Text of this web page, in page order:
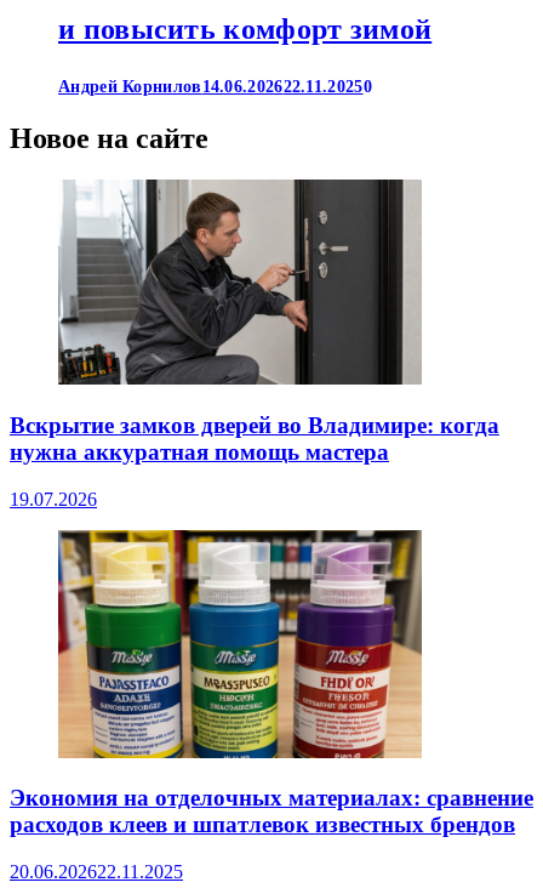
и повысить комфорт зимой
Андрей Корнилов 14.06.202622.11.20250
Новое на сайте
Вскрытие замков дверей во Владимире: когда
нужна аккуратная помощь мастера
19.07.2026
Экономия на отделочных материалах: сравнение
расходов клеев и шпатлевок известных брендов
20.06.202622.11.2025